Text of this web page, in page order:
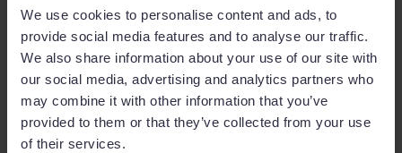
We use cookies to personalise content and ads, to
provide social media features and to analyse our traffic.
We also share information about your use of our site with
our social media, advertising and analytics partners who
may combine it with other information that you’ve
provided to them or that they’ve collected from your use
of their services.
miembro de tu equipo?
Seamos realistas. Tus comerciales necesitan una
herramienta móvilque puedan utilizar las 24 horas del
día. Sacar el móvil del bolsillo, abrir la app, registrar
los datos claves del primer meeting, guardarlo en el